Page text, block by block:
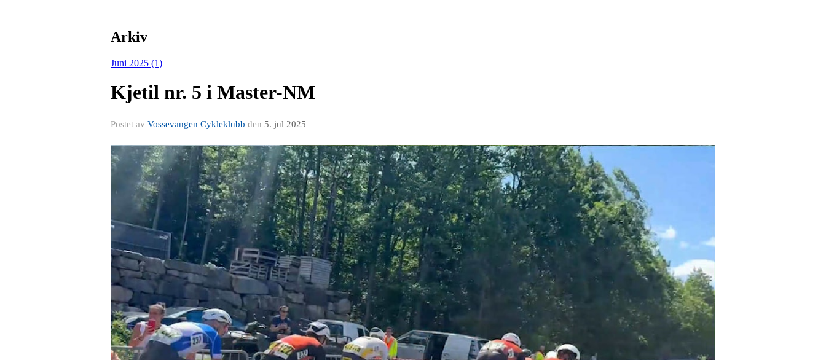
Arkiv
Juni 2025 (1)
Kjetil nr. 5 i Master-NM
Postet av Vossevangen Cykleklubb den 5. jul 2025